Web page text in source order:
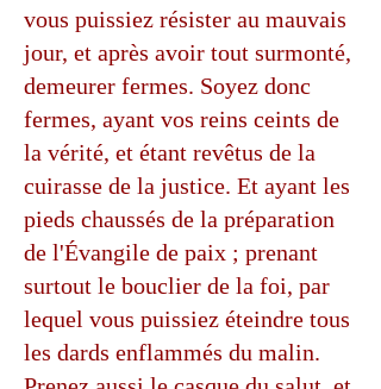
vous puissiez résister au mauvais
jour, et après avoir tout surmonté,
demeurer fermes. Soyez donc
fermes, ayant vos reins ceints de
la vérité, et étant revêtus de la
cuirasse de la justice. Et ayant les
pieds chaussés de la préparation
de l'Évangile de paix ; prenant
surtout le bouclier de la foi, par
lequel vous puissiez éteindre tous
les dards enflammés du malin.